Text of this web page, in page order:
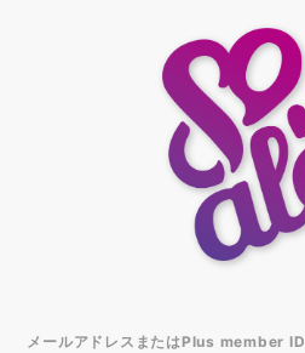
メールアドレスまたはPlus member ID